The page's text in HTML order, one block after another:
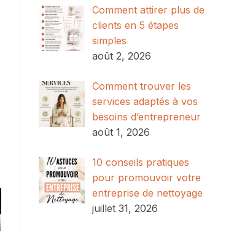
Comment attirer plus de
clients en 5 étapes
simples
août 2, 2026
Comment trouver les
services adaptés à vos
besoins d’entrepreneur
août 1, 2026
10 conseils pratiques
pour promouvoir votre
entreprise de nettoyage
juillet 31, 2026